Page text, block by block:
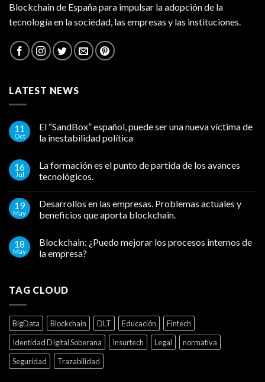
Blockchain de España para impulsar la adopción de la
tecnología en la sociedad, las empresas y las instituciones.
LATEST NEWS
11
Oct
El “SandBox” español, puede ser una nueva víctima de
la inestabilidad política
16
Jul
La formación es el punto de partida de los avances
tecnológicos.
19
May
Desarrollos en las empresas. Problemas actuales y
beneficios que aporta blockchain.
18
May
Blockchain: ¿Puedo mejorar los procesos internos de
la empresa?
TAG CLOUD
BigData Blockchain DLT Educación
Fintech
Identidad DIgital Soberana
Insurtech Legal
normativa
Seguridad
Trazabilidad